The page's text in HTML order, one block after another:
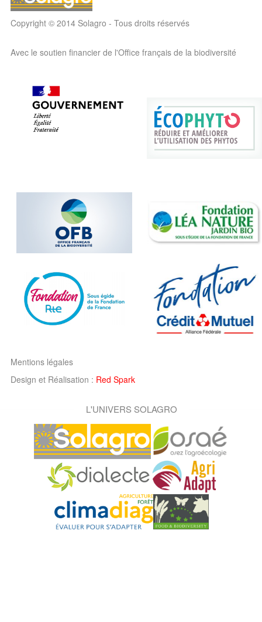
Copyright © 2014 Solagro - Tous droits réservés
Avec le soutien financier de l'Office français de la biodiversité
Mentions légales
Design et Réalisation : Red Spark
L'UNIVERS SOLAGRO